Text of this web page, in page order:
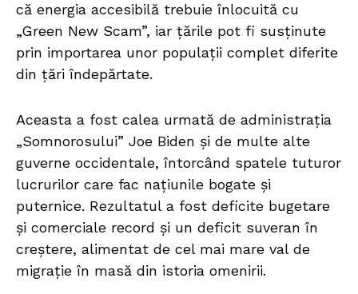
că energia accesibilă trebuie înlocuită cu
„Green New Scam”, iar țările pot fi susținute
prin importarea unor populații complet diferite
din țări îndepărtate.
Aceasta a fost calea urmată de administrația
„Somnorosului” Joe Biden și de multe alte
guverne occidentale, întorcând spatele tuturor
lucrurilor care fac națiunile bogate și
puternice. Rezultatul a fost deficite bugetare
și comerciale record și un deficit suveran în
creștere, alimentat de cel mai mare val de
migrație în masă din istoria omenirii.